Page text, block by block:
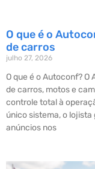
O que é o
de carros
julho 27, 2026
O que é o Autoconf?
de carros, motos e
controle total à
único sistema, o lojista
anúncios nos